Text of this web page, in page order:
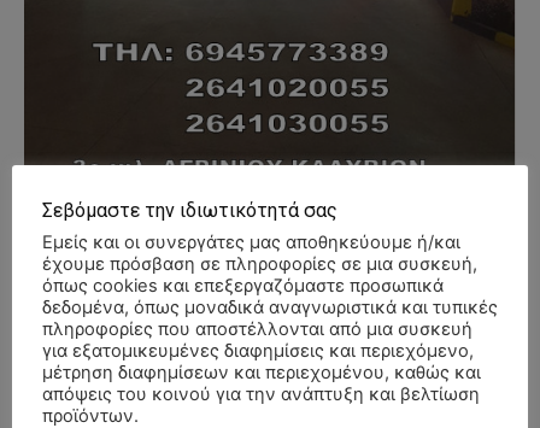
- Advertisment -
Σεβόμαστε την ιδιωτικότητά σας
Εμείς και οι συνεργάτες μας αποθηκεύουμε ή/και
έχουμε πρόσβαση σε πληροφορίες σε μια συσκευή,
όπως cookies και επεξεργαζόμαστε προσωπικά
δεδομένα, όπως μοναδικά αναγνωριστικά και τυπικές
πληροφορίες που αποστέλλονται από μια συσκευή
για εξατομικευμένες διαφημίσεις και περιεχόμενο,
μέτρηση διαφημίσεων και περιεχομένου, καθώς και
απόψεις του κοινού για την ανάπτυξη και βελτίωση
προϊόντων.